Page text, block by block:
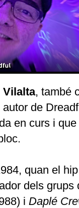
Vilalta, també
de
en curs i
quan el
dels
i Daplé